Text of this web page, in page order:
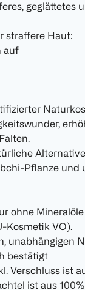
geglättetes
straffere Haut:
auf
Pflanze
ohne
Kosmetik VO).
unabhängigen
bestätigt
Verschluss ist
ist aus 100%